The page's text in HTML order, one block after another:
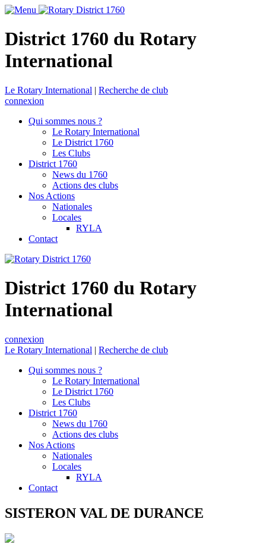
District 1760 du Rotary
International
Le Rotary International | Recherche de club
connexion
Qui sommes nous ?
Le Rotary International
Le District 1760
Les Clubs
District 1760
News du 1760
Actions des clubs
Nos Actions
Nationales
Locales
RYLA
Contact
District 1760 du Rotary
International
connexion
Le Rotary International | Recherche de club
Qui sommes nous ?
Le Rotary International
Le District 1760
Les Clubs
District 1760
News du 1760
Actions des clubs
Nos Actions
Nationales
Locales
RYLA
Contact
SISTERON VAL DE DURANCE